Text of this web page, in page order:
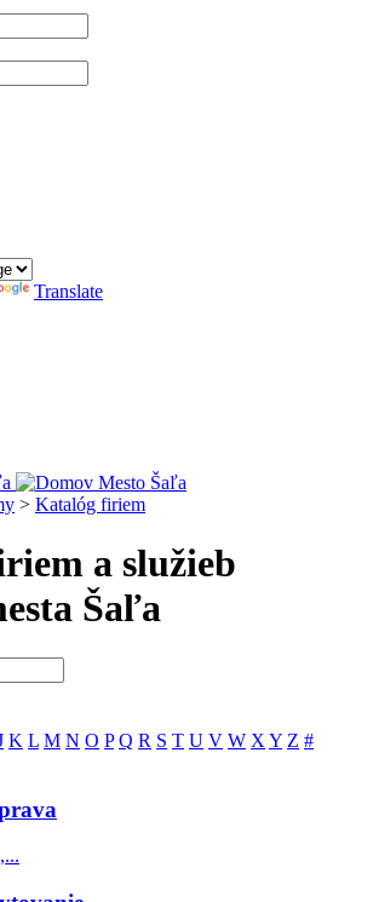
Translate
> Katalóg firiem
a služieb
Šaľa
K L M N O P Q R S T U V W X Y Z #